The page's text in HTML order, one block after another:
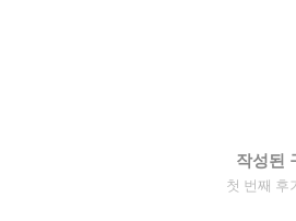
작성된
첫 번째 후